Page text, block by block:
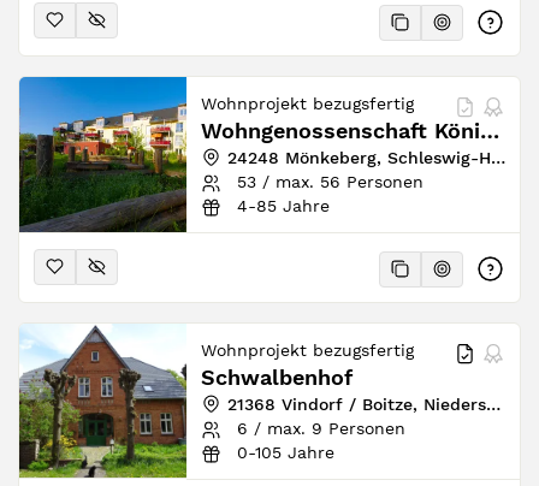
Wohnprojekt bezugsfertig
Wohngenossenschaft Königsmoor eG
24248 Mönkeberg, Schleswig-Holstein, Deutschland
53 / max. 56 Personen
4-85 Jahre
Wohnprojekt bezugsfertig
Schwalbenhof
21368 Vindorf / Boitze, Niedersachsen, Deutschland
6 / max. 9 Personen
0-105 Jahre